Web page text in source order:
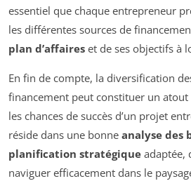
essentiel que chaque entrepreneur
les différentes sources de
plan d’affaires et de ses objectifs à
En fin de compte, la diversification
financement peut constituer un
les chances de succès d’un projet
réside dans une bonne analyse des
planification stratégique adaptée,
naviguer efficacement dans le